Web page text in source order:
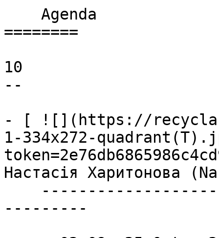
========
10
--
- [ ![](https://
1-334x272-
Настасія Харитонова
---------